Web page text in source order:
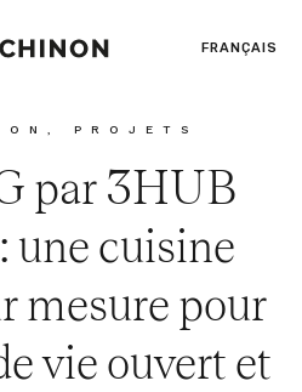
FRANÇAIS
PROJETS
par 3HUB
une cuisine
mesure pour
vie ouvert et